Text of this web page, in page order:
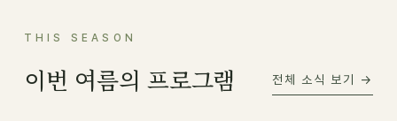
THIS SEASON
이번 여름의 프로그램 전체 소식 보기 →